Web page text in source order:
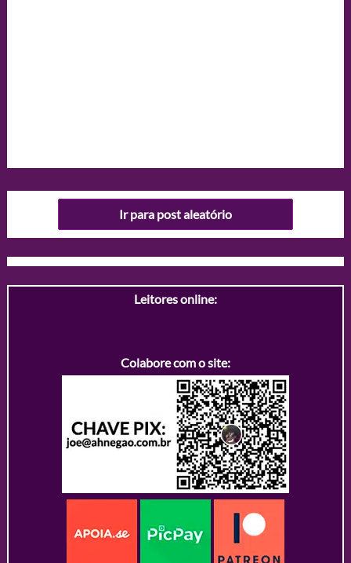
Ir para post aleatório
Leitores online:
Colabore com o site: